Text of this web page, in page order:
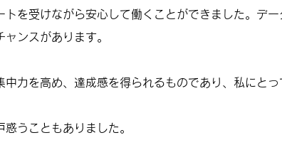
を受けながら安心して働くことができました。デ
ンスがあります。
力を高め、達成感を得られるものであり、私にとっ
うこともありました。